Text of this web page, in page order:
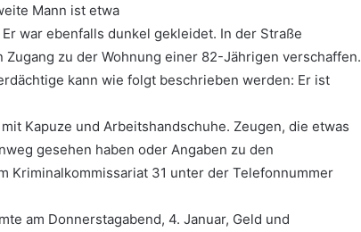
Mann ist etwa
war ebenfalls dunkel gekleidet. In der Straße
zu der Wohnung einer 82-Jährigen verschaffen.
kann wie folgt beschrieben werden: Er ist
Kapuze und Arbeitshandschuhe. Zeugen, die etwas
gesehen haben oder Angaben zu den
Kriminalkommissariat 31 unter der Telefonnummer
am Donnerstagabend, 4. Januar, Geld und